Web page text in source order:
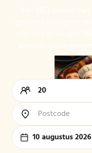
10 augustus 2026